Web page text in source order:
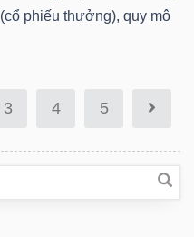
phiếu thưởng), quy mô
3 4 5